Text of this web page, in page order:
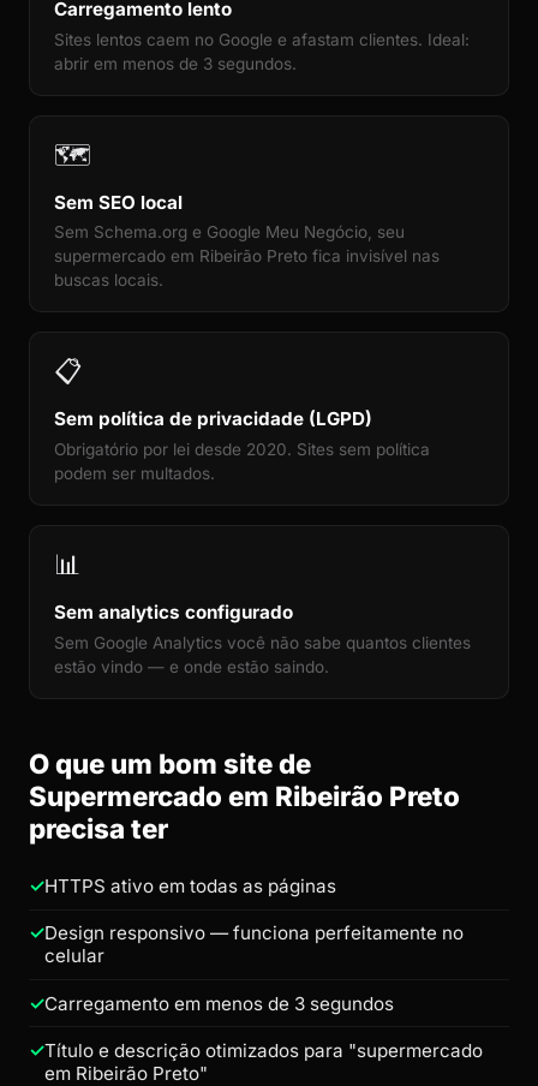
Carregamento lento
Sites lentos caem no Google e afastam clientes. Ideal:
abrir em menos de 3 segundos.
🗺️
Sem SEO local
Sem Schema.org e Google Meu Negócio, seu
supermercado em Ribeirão Preto fica invisível nas
buscas locais.
📋
Sem política de privacidade (LGPD)
Obrigatório por lei desde 2020. Sites sem política
podem ser multados.
📊
Sem analytics configurado
Sem Google Analytics você não sabe quantos clientes
estão vindo — e onde estão saindo.
O que um bom site de
Supermercado em Ribeirão Preto
precisa ter
HTTPS ativo em todas as páginas
Design responsivo — funciona perfeitamente no
celular
Carregamento em menos de 3 segundos
Título e descrição otimizados para "supermercado
em Ribeirão Preto"